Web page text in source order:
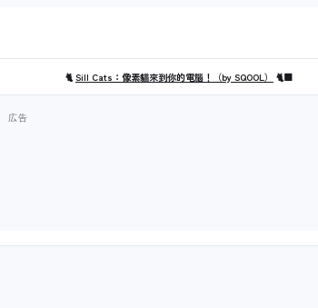
🐈Sill Cats：像素貓來到你的電腦！（by SQOOL） 🐈‍⬛